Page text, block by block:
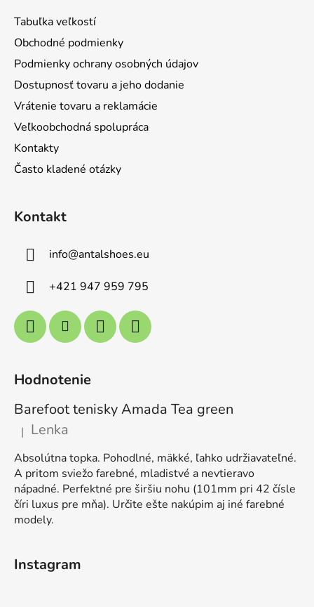
Tabuľka veľkostí
Obchodné podmienky
Podmienky ochrany osobných údajov
Dostupnosť tovaru a jeho dodanie
Vrátenie tovaru a reklamácie
Veľkoobchodná spolupráca
Kontakty
Často kladené otázky
Kontakt
info@antalshoes.eu
+421 947 959 795
Hodnotenie
Barefoot tenisky Amada Tea green
Hodnotenie produktu je 5 z 5 hviezdičiek.
| Lenka
Absolútna topka. Pohodlné, mäkké, ľahko udržiavateľné.
A pritom sviežo farebné, mladistvé a nevtieravo
nápadné. Perfektné pre širšiu nohu (101mm pri 42 čísle
číri luxus pre mňa). Určite ešte nakúpim aj iné farebné
modely.
Instagram